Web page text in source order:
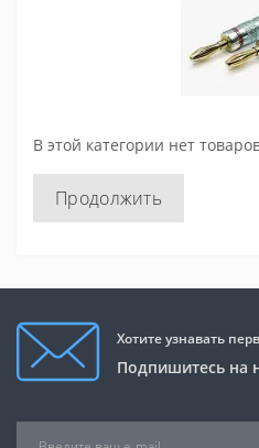
В этой категории нет
Продолжить
Хотите узнавать
Подпишитесь на